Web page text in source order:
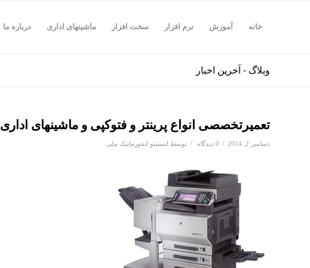
خانه آموزش نرم افزار سخت افزار ماشینهای اداری درباره ما
وبلاگ - آخرین اخبار
تعمیرتخصصی انواع پرینتر و فتوکپی و ماشینهای اداری
دسامبر 2, 2014 / 0 دیدگاه / توسط انستیتو انفورماتیک ملی